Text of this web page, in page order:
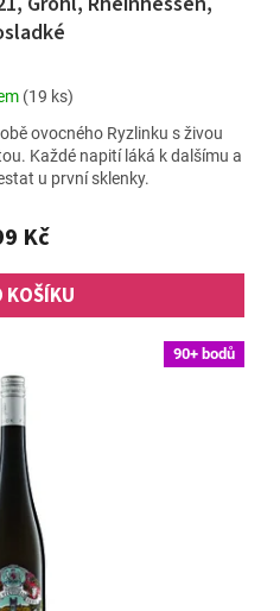
Průměrné
produktu
je
5,0
5
hvězdiček.
(19 ks)
Kč
KOŠÍKU
ovocného Ryzlinku s živou
Každé napití láká k dalšímu a
u první sklenky.
90+ bodů